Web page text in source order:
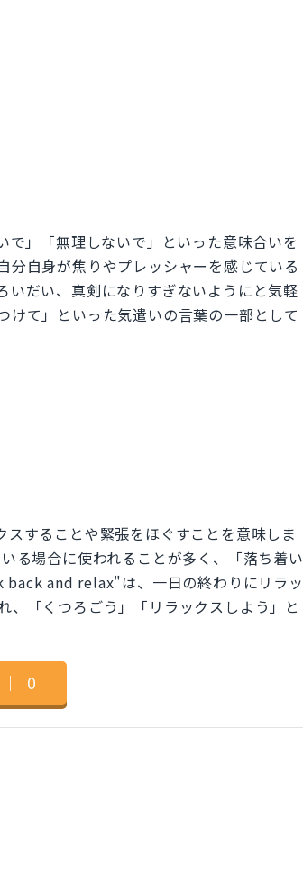
」「無理しないで」といった意味合いを
分自身が焦りやプレッシャーを感じている
いだい、真剣になりすぎないようにと気軽
けて」といった気遣いの言葉の一部として
することや緊張をほぐすことを意味しま
場合に使われることが多く、「落ち着い
back and relax"は、一日の終わりにリラッ
、「くつろごう」「リラックスしよう」と
｜ 0